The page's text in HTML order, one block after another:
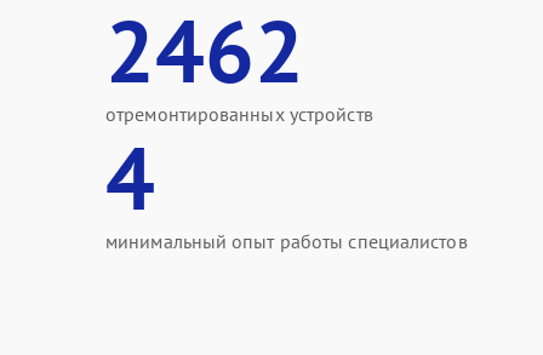
2462
отремонтированных устройств
4
минимальный опыт работы специалистов